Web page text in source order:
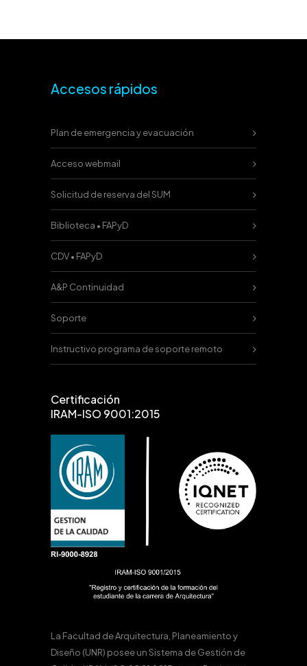
Accesos rápidos
Plan de emergencia y evacuación
Acceso webmail
Solicitud de reserva del SUM
Biblioteca • FAPyD
CDV • FAPyD
A&P Continuidad
Soporte
Instructivo programa de soporte remoto
Certificación
IRAM-ISO 9001:2015
La Facultad de Arquitectura, Planeamiento y
Diseño (UNR) posee un Sistema de Gestión de